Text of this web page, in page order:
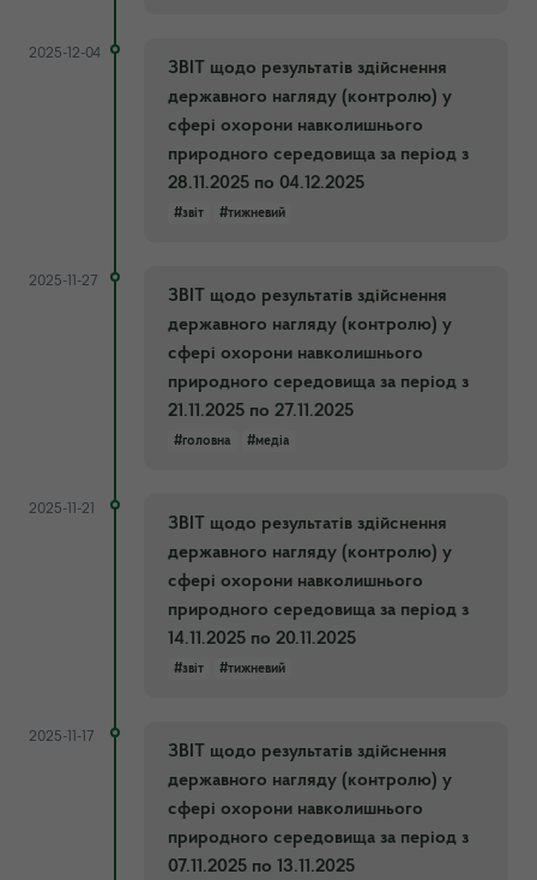
2025-12-04
ЗВІТ щодо результатів здійснення
державного нагляду (контролю) у
сфері охорони навколишнього
природного середовища за період з
28.11.2025 по 04.12.2025
#звіт #тижневий
2025-11-27
ЗВІТ щодо результатів здійснення
державного нагляду (контролю) у
сфері охорони навколишнього
природного середовища за період з
21.11.2025 по 27.11.2025
#головна #медіа
2025-11-21
ЗВІТ щодо результатів здійснення
державного нагляду (контролю) у
сфері охорони навколишнього
природного середовища за період з
14.11.2025 по 20.11.2025
#звіт #тижневий
2025-11-17
ЗВІТ щодо результатів здійснення
державного нагляду (контролю) у
сфері охорони навколишнього
природного середовища за період з
07.11.2025 по 13.11.2025